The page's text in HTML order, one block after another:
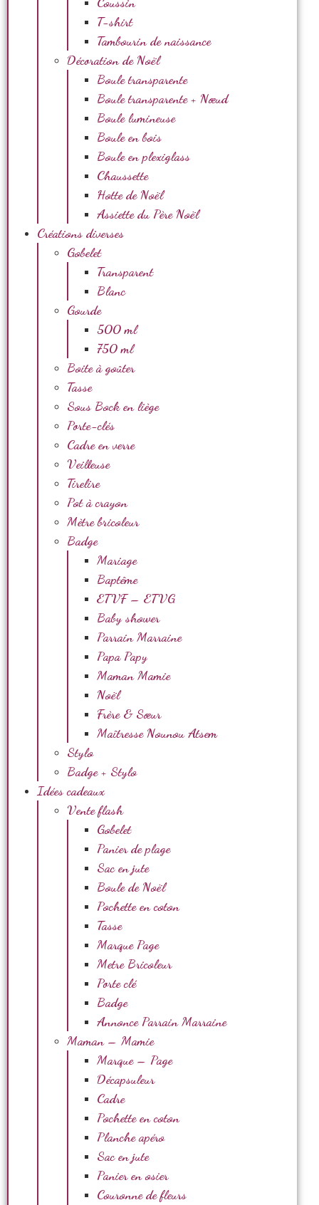
T-shirt
Tambourin de naissance
Décoration de Noël
Boule transparente
Boule transparente + Nœud
Boule lumineuse
Boule en bois
Boule en plexiglass
Chaussette
Hotte de Noël
Assiette du Père Noël
Créations diverses
Gobelet
Transparent
Blanc
Gourde
500 ml
750 ml
Boite à goûter
Tasse
Sous Bock en liège
Porte-clés
Cadre en verre
Veilleuse
Tirelire
Pot à crayon
Mètre bricoleur
Badge
Mariage
Baptême
ETVF – ETVG
Baby shower
Parrain Marraine
Papa Papy
Maman Mamie
Noël
Frère & Sœur
Maîtresse Nounou Atsem
Stylo
Badge + Stylo
Idées cadeaux
Vente flash
Gobelet
Panier de plage
Sac en jute
Boule de Noël
Pochette en coton
Tasse
Marque Page
Metre Bricoleur
Porte clé
Badge
Annonce Parrain Marraine
Maman – Mamie
Marque – Page
Décapsuleur
Cadre
Pochette en coton
Planche apéro
Sac en jute
Panier en osier
Couronne de fleurs